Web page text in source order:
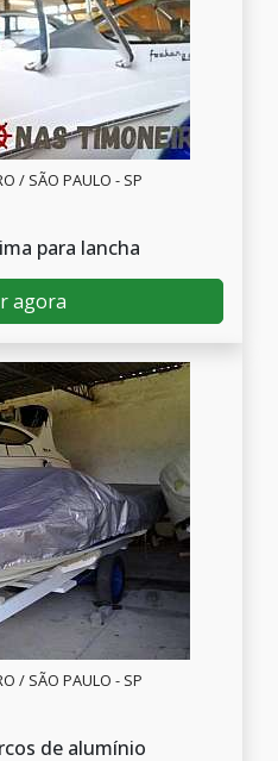
/ SÃO PAULO - SP
para lancha
agora
/ SÃO PAULO - SP
de alumínio